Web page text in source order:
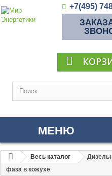
+7(495)
МЕНЮ
Весь каталог
фаза в кожухе